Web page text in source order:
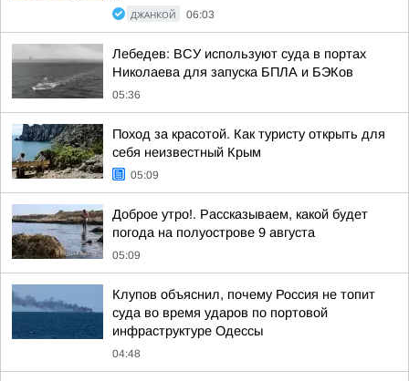
ДЖАНКОЙ 06:03
Лебедев: ВСУ используют суда в портах
Николаева для запуска БПЛА и БЭКов
05:36
Поход за красотой. Как туристу открыть для
себя неизвестный Крым
05:09
Доброе утро!. Рассказываем, какой будет
погода на полуострове 9 августа
05:09
Клупов объяснил, почему Россия не топит
суда во время ударов по портовой
инфраструктуре Одессы
04:48